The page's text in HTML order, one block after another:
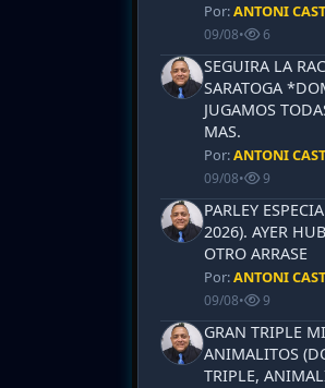
Por:ANTONI
09/08• 6
SEGUIRA LA
SARATOGA
JUGAMOS
MAS.
Por:ANTONI
09/08• 9
PARLEY
2026). AYER
OTRO ARRASE
Por:ANTONI
09/08• 9
GRAN TRIPLE
ANIMALITOS
TRIPLE,